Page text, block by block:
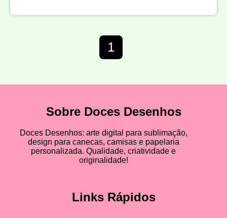
1
Sobre Doces Desenhos
Doces Desenhos: arte digital para sublimação,
design para canecas, camisas e papelaria
personalizada. Qualidade, criatividade e
originalidade!
Links Rápidos